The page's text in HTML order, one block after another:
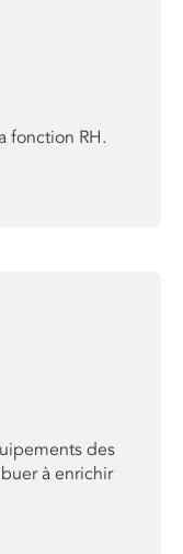
fonction RH.
des
à enrichir